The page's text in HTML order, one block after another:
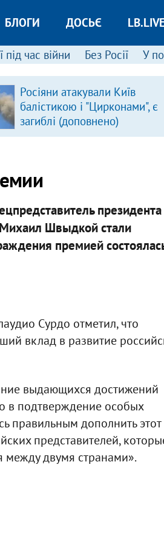
БЛОГИ ДОСЬЄ
під час війни Без Росії У
Росіяни атакували Київ
балістикою і "Цирконами", є
загиблі (доповнено)
президента
Швыдкой стали
премией
Сурдо отметил, что
вклад в развитие
выдающихся достижений
в подтверждение особых
правильным дополнить этот
представителей,
между двумя странами».